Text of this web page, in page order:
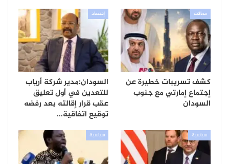
مقالات
كشف تسريبات خطيرة عن
إجتماع إمارتي مع جنوب
السودان
إقتصاد
السودان:مدير شركة أرياب
للتعدين في أول تعليق
عقب قرار إقالته بعد رفضه
توقيع اتفاقية…
سياسية سياسية